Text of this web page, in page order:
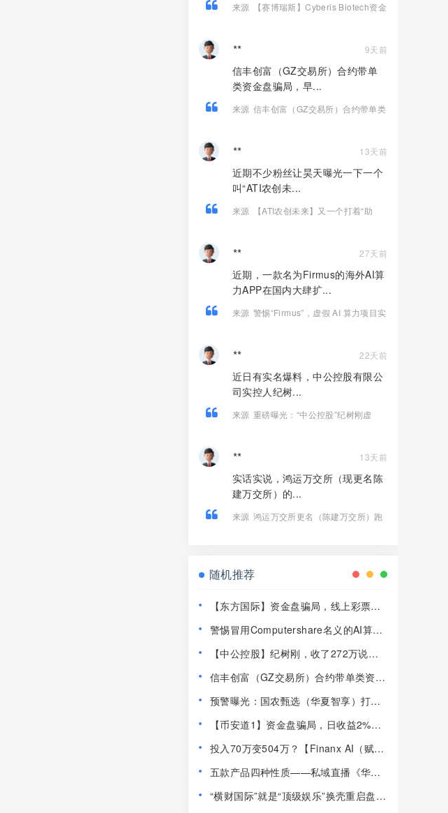
来源
【赛博瑞斯】Cyberis Biotech资金
** 9天前
信丰创富（GZ交易所）合约带单
类资金盘骗局，早...
来源 信丰创富（GZ交易所）合约带单类
** 13天前
近期不少粉丝让昊天曝光一下一个
叫“ATI农创未...
来源
【ATI农创未来】又一个打着“助
** 27天前
近期，一款名为Firmus的海外AI算
力APP在国内大肆扩...
来源 警惕“Firmus”，虚假 AI 算力项目实
** 22天前
近日有实名爆料，中公控股有限公
司实控人纪树...
来源 重磅曝光：“中公控股”纪树刚虚
** 13天前
实话实说，鸿运万交所（现更名陈
建万交所）的...
来源 鸿运万交所更名（陈建万交所）跑
随机推荐
【东方国际】资金盘骗局，线上彩票、
警惕冒用Computershare名义的AI算力
局！！
【中公控股】纪树刚，收了272万说能
信丰创富（GZ交易所）合约带单类资金
会员，即将崩盘跑路！
预警曝光：国农甄选（华夏智享）打着
【币安道1】资金盘骗局，日收益2%，
投入70万变504万？【Finanx AI（赋能
真是假？
五款产品四种性质——私域直播《华夏
“横财国际”就是“顶级娱乐”换壳重启盘，